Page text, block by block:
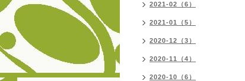
2021-02（6）
2021-01（5）
2020-12（3）
2020-11（4）
2020-10（6）